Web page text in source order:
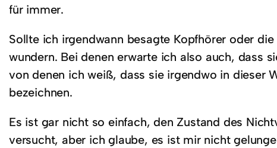
für immer.
Sollte ich irgendwann besagte Kopfhörer oder
wundern. Bei denen erwarte ich also auch, dass
von denen ich weiß, dass sie irgendwo in dieser
bezeichnen.
Es ist gar nicht so einfach, den Zustand des
versucht, aber ich glaube, es ist mir nicht